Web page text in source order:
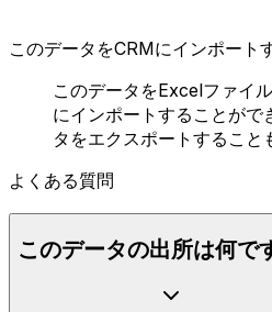
このデータをCRMにインポート
このデータをExcelファイ
にインポートすることが
タをエクスポートすること
よくある質問
このデータの出所は何で